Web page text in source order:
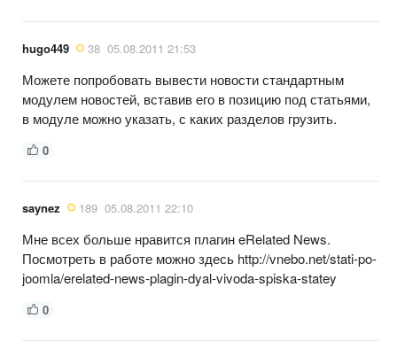
hugo449 38 05.08.2011 21:53
Можете попробовать вывести новости стандартным
модулем новостей, вставив его в позицию под статьями,
в модуле можно указать, с каких разделов грузить.
0
saynez 189 05.08.2011 22:10
Мне всех больше нравится плагин eRelated News.
Посмотреть в работе можно здесь http://vnebo.net/stati-po-
joomla/erelated-news-plagin-dyal-vivoda-spiska-statey
0